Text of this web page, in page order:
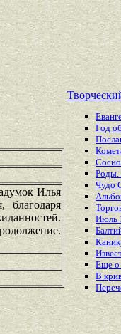
Илья
Год
Роды.
Чудо
Июль
Еще
В